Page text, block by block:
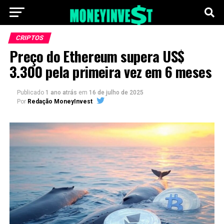
CRIPTOS
Preço do Ethereum supera US$
3.300 pela primeira vez em 6 meses
Publicado 1 ano atrás em 16 de julho de 2025
Por Redação MoneyInvest